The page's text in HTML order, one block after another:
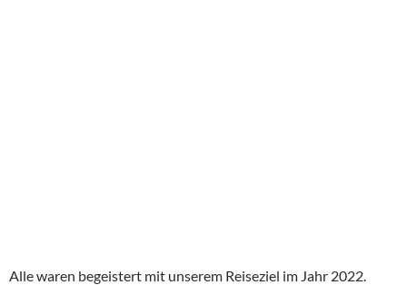
Alle waren begeistert mit unserem Reiseziel im Jahr 2022.